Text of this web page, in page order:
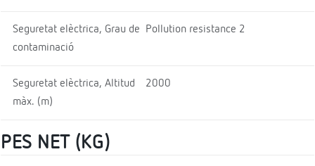
Seguretat elèctrica, Grau de
contaminació
Pollution resistance 2
Seguretat elèctrica, Altitud
màx. (m)
2000
PES NET (KG)